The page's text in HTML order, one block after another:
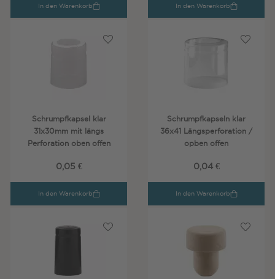
In den Warenkorb In den Warenkorb
Schrumpfkapsel klar
31x30mm mit längs
Perforation oben offen
0,05 €
In den Warenkorb
Schrumpfkapseln klar
36x41 Längsperforation /
opben offen
0,04 €
In den Warenkorb